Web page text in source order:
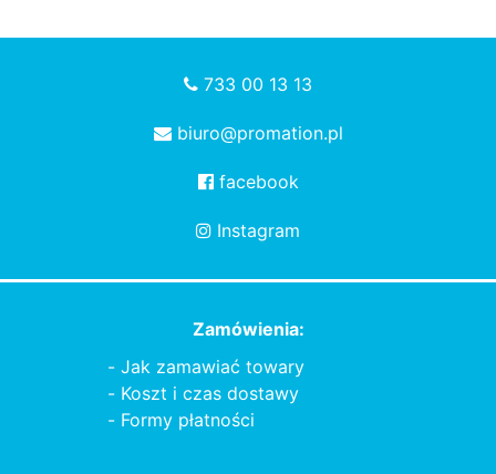
733 00 13 13
biuro@promation.pl
facebook
Instagram
Zamówienia:
Jak zamawiać towary
Koszt i czas dostawy
Formy płatności